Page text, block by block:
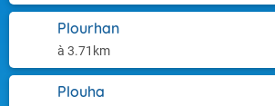
Plourhan
à 3.71km
Plouha